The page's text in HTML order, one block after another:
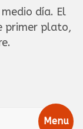
día. El
primer plato,
Menu